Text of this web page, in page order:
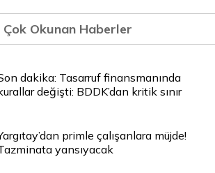
Çok Okunan Haberler
dakika: Tasarruf finansmanında
değişti: BDDK’dan kritik sınır
primle çalışanlara müjde!
yansıyacak